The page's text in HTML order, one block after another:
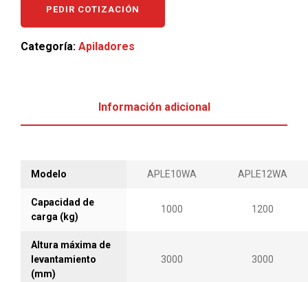
descenso se logran con la simple acción de
presionar botones ubicados en la manija de
control.
La batería se encuentra del lado derecho del
misma sea más fácil.
manejar paletas tipos estándar, y distintos tipos
de cargas.
Este equipo no presenta plataforma, por lo que el
operario tiene que ir caminando junto con el
equipo para desplazarse.
PEDIR COTIZACIÓN
Categoría: Apiladores
Información adicional
Modelo APLE10WA APLE12WA
Capacidad de
carga (kg)
1000 1200
Altura máxima de
levantamiento
(mm)
3000 3000